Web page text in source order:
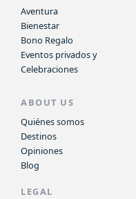
Aventura
Bienestar
Bono Regalo
Eventos privados y
Celebraciones
ABOUT US
Quiénes somos
Destinos
Opiniones
Blog
LEGAL